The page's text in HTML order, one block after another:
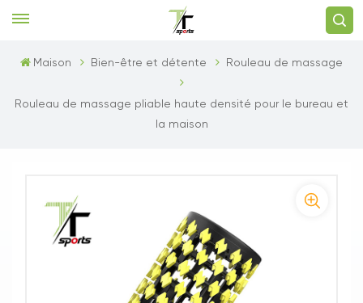
Maison Bien-être et détente Rouleau de massage
Rouleau de massage pliable haute densité pour le bureau et
la maison